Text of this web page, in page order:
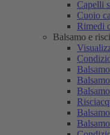
Capelli
Cuoio
Rimedi
Balsamo e